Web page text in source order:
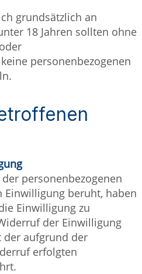
grundsätzlich an
18 Jahren sollten ohne
personenbezogenen
personenbezogenen
Einwilligung beruht, haben
Einwilligung zu
der Einwilligung
der aufgrund der
erfolgten